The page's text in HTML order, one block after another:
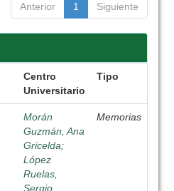
Anterior 1 Siguiente
Centro
Universitario
Tipo
Morán
Guzmán, Ana
Gricelda;
López
Ruelas,
Sergio
Memorias